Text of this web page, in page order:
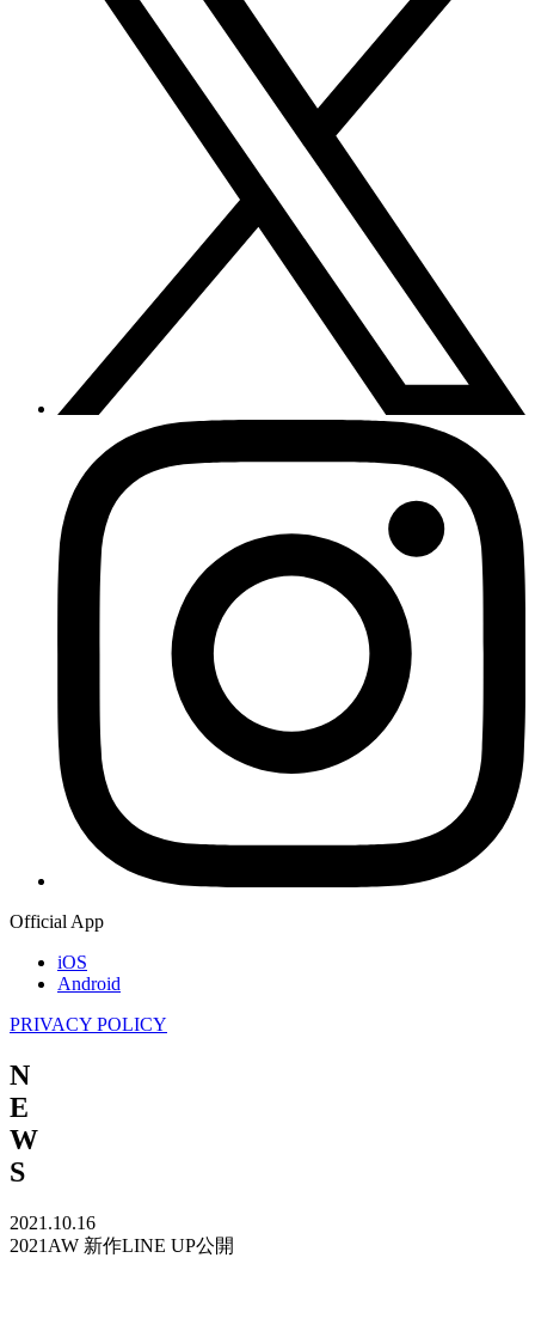
Official App
iOS
Android
PRIVACY POLICY
N
E
W
S
2021.10.16
2021AW 新作LINE UP公開